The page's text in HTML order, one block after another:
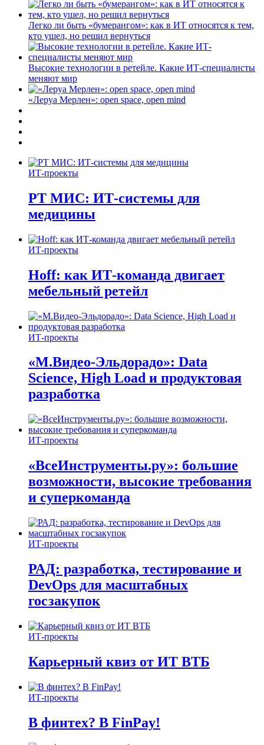
Легко ли быть «бумерангом»: как в ИТ относятся к тем,
кто ушел, но решил вернуться
Высокие технологии в ретейле. Какие ИТ-специалисты
меняют мир
«Леруа Мерлен»: open space, open mind
ИТ-проекты
РТ МИС: ИТ-системы для
медицины
ИТ-проекты
Hoff: как ИТ-команда двигает
мебельный ретейл
ИТ-проекты
«М.Видео-Эльдорадо»: Data
Science, High Load и продуктовая
разработка
ИТ-проекты
«ВсеИнструменты.ру»: большие
возможности, высокие требования
и суперкоманда
ИТ-проекты
РАД: разработка, тестирование и
DevOps для масштабных
госзакупок
ИТ-проекты
Карьерный квиз от ИТ ВТБ
ИТ-проекты
В финтех? В FinPay!